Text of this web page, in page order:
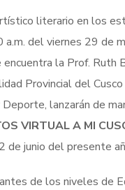
literario en los
del viernes 29 de
la Prof. Ruth
Provincial del
lanzarán de
VIRTUAL A MI
de junio del presente
de los niveles de